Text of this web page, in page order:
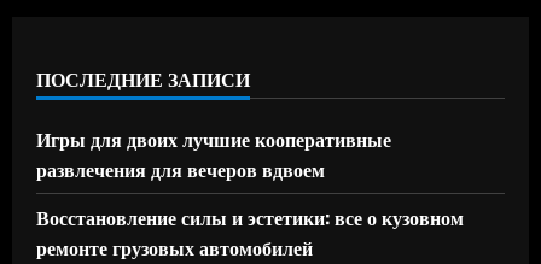
ПОСЛЕДНИЕ ЗАПИСИ
Игры для двоих лучшие кооперативные
развлечения для вечеров вдвоем
Восстановление силы и эстетики: все о кузовном
ремонте грузовых автомобилей